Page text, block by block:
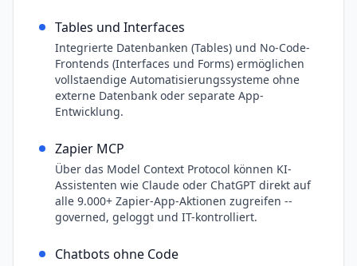
Tables und Interfaces
Integrierte Datenbanken (Tables) und No-Code-
Frontends (Interfaces und Forms) ermöglichen
vollstaendige Automatisierungssysteme ohne
externe Datenbank oder separate App-
Entwicklung.
Zapier MCP
Über das Model Context Protocol können KI-
Assistenten wie Claude oder ChatGPT direkt auf
alle 9.000+ Zapier-App-Aktionen zugreifen --
governed, geloggt und IT-kontrolliert.
Chatbots ohne Code